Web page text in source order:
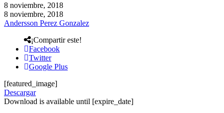
8 noviembre, 2018
8 noviembre, 2018
Andersson Perez Gonzalez
¡Compartir este!
Facebook
Twitter
Google Plus
[featured_image]
Descargar
Download is available until [expire_date]